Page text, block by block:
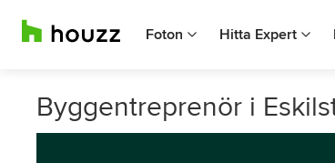
Foton Hitta Expert
Byggentreprenör i